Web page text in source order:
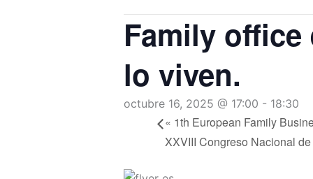
Family
lo viven.
octubre 16, 2025 @ 17:00 - 18:30
« 1th European Family
XXVIII Congreso Nacional